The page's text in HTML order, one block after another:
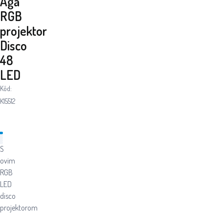
RGB
projektor
Disco
48
LED
Kôd:
K15512
S
ovim
RGB
LED
disco
projektorom